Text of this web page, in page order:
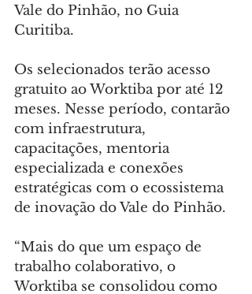
Vale do Pinhão, no Guia
Curitiba.
Os selecionados terão acesso
gratuito ao Worktiba por até 12
meses. Nesse período, contarão
com infraestrutura,
capacitações, mentoria
especializada e conexões
estratégicas com o ecossistema
de inovação do Vale do Pinhão.
“Mais do que um espaço de
trabalho colaborativo, o
Worktiba se consolidou como